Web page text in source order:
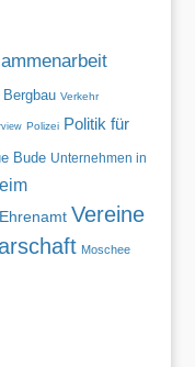
Bergbau Verkehr
Polizei Politik für
Bude Unternehmen in
Ehrenamt Vereine
Moschee